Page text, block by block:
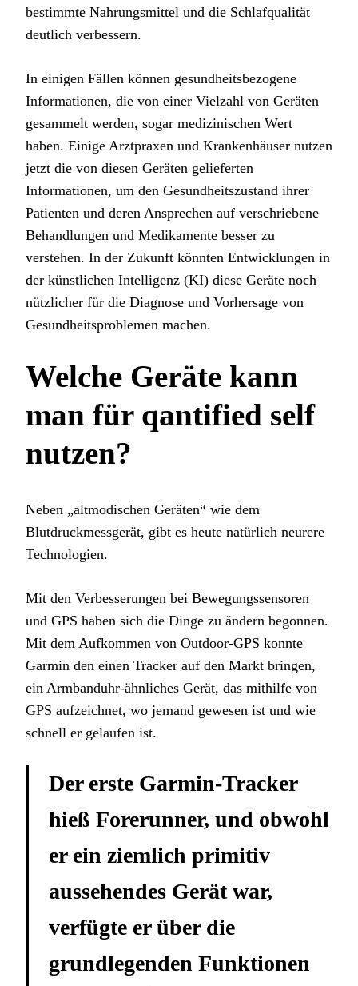
bestimmte Nahrungsmittel und die Schlafqualität
deutlich verbessern.
In einigen Fällen können gesundheitsbezogene
Informationen, die von einer Vielzahl von Geräten
gesammelt werden, sogar medizinischen Wert
haben. Einige Arztpraxen und Krankenhäuser nutzen
jetzt die von diesen Geräten gelieferten
Informationen, um den Gesundheitszustand ihrer
Patienten und deren Ansprechen auf verschriebene
Behandlungen und Medikamente besser zu
verstehen. In der Zukunft könnten Entwicklungen in
der künstlichen Intelligenz (KI) diese Geräte noch
nützlicher für die Diagnose und Vorhersage von
Gesundheitsproblemen machen.
Welche Geräte kann
man für qantified self
nutzen?
Neben „altmodischen Geräten“ wie dem
Blutdruckmessgerät, gibt es heute natürlich neurere
Technologien.
Mit den Verbesserungen bei Bewegungssensoren
und GPS haben sich die Dinge zu ändern begonnen.
Mit dem Aufkommen von Outdoor-GPS konnte
Garmin den einen Tracker auf den Markt bringen,
ein Armbanduhr-ähnliches Gerät, das mithilfe von
GPS aufzeichnet, wo jemand gewesen ist und wie
schnell er gelaufen ist.
Der erste Garmin-Tracker
hieß Forerunner, und obwohl
er ein ziemlich primitiv
aussehendes Gerät war,
verfügte er über die
grundlegenden Funktionen